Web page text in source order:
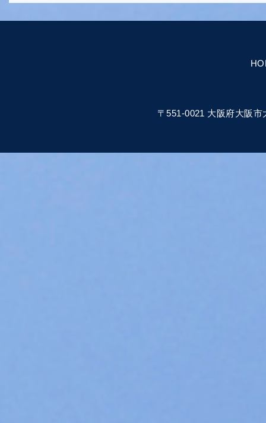
〒551-0021 大阪府大阪